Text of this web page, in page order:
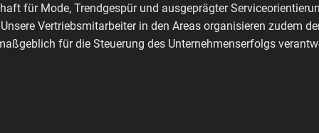
für Mode, Trendgespür und ausgeprägter
Vertriebsmitarbeiter in den Areas organisieren zudem
für die Steuerung des Unternehmenserfolgs